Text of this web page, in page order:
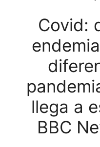
Covid:
llega a
BBC